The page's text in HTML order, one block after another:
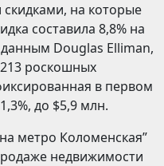
на которые
составила 8,8% на
Douglas Elliman,
роскошных
в первом
до $5,9 млн.
метро Коломенская”
недвижимости